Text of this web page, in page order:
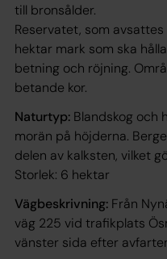
till bronsålder.
Reservatet, som
hektar mark som ska
betning och röjning.
betande kor.
Naturtyp: Blandskog och
morän på höjderna.
delen av kalksten, vilket
Storlek: 6 hektar
Vägbeskrivning: Från
väg 225 vid trafikplats
vänster sida efter